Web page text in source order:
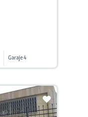
Garaje 4